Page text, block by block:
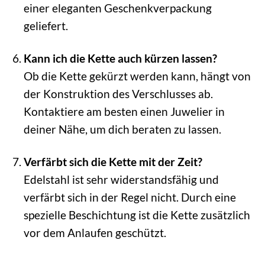
einer eleganten Geschenkverpackung
geliefert.
Kann ich die Kette auch kürzen lassen?
Ob die Kette gekürzt werden kann, hängt von
der Konstruktion des Verschlusses ab.
Kontaktiere am besten einen Juwelier in
deiner Nähe, um dich beraten zu lassen.
Verfärbt sich die Kette mit der Zeit?
Edelstahl ist sehr widerstandsfähig und
verfärbt sich in der Regel nicht. Durch eine
spezielle Beschichtung ist die Kette zusätzlich
vor dem Anlaufen geschützt.